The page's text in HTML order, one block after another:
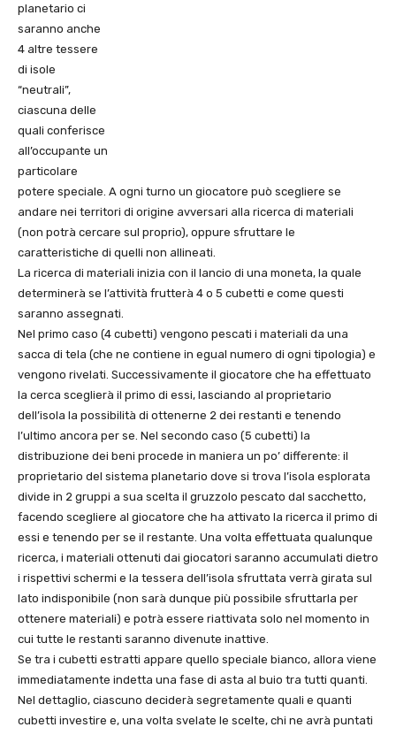
planetario ci
saranno anche
4 altre tessere
di isole
“neutrali”,
ciascuna delle
quali conferisce
all’occupante un
particolare
potere speciale. A ogni turno un giocatore può scegliere se
andare nei territori di origine avversari alla ricerca di materiali
(non potrà cercare sul proprio), oppure sfruttare le
caratteristiche di quelli non allineati.
La ricerca di materiali inizia con il lancio di una moneta, la quale
determinerà se l’attività frutterà 4 o 5 cubetti e come questi
saranno assegnati.
Nel primo caso (4 cubetti) vengono pescati i materiali da una
sacca di tela (che ne contiene in egual numero di ogni tipologia) e
vengono rivelati. Successivamente il giocatore che ha effettuato
la cerca sceglierà il primo di essi, lasciando al proprietario
dell’isola la possibilità di ottenerne 2 dei restanti e tenendo
l’ultimo ancora per se. Nel secondo caso (5 cubetti) la
distribuzione dei beni procede in maniera un po’ differente: il
proprietario del sistema planetario dove si trova l’isola esplorata
divide in 2 gruppi a sua scelta il gruzzolo pescato dal sacchetto,
facendo scegliere al giocatore che ha attivato la ricerca il primo di
essi e tenendo per se il restante. Una volta effettuata qualunque
ricerca, i materiali ottenuti dai giocatori saranno accumulati dietro
i rispettivi schermi e la tessera dell’isola sfruttata verrà girata sul
lato indisponibile (non sarà dunque più possibile sfruttarla per
ottenere materiali) e potrà essere riattivata solo nel momento in
cui tutte le restanti saranno divenute inattive.
Se tra i cubetti estratti appare quello speciale bianco, allora viene
immediatamente indetta una fase di asta al buio tra tutti quanti.
Nel dettaglio, ciascuno deciderà segretamente quali e quanti
cubetti investire e, una volta svelate le scelte, chi ne avrà puntati